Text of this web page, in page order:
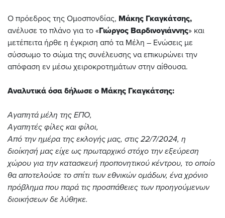
Ο πρόεδρος της Ομοσπονδίας, Μάκης Γκαγκάτσης,
ανέλυσε το πλάνο για το «Γιώργος Βαρδινογιάννης» και
μετέπειτα ήρθε η έγκριση από τα Μέλη – Ενώσεις με
σύσσωμο το σώμα της συνέλευσης να επικυρώνει την
απόφαση εν μέσω χειροκροτημάτων στην αίθουσα.
Αναλυτικά όσα δήλωσε ο Μάκης Γκαγκάτσης:
Αγαπητά μέλη της ΕΠΟ,
Αγαπητές φίλες και φίλοι,
Από την ημέρα της εκλογής μας, στις 22/7/2024, η
διοίκησή μας είχε ως πρωταρχικό στόχο την εξεύρεση
χώρου για την κατασκευή προπονητικού κέντρου, το οποίο
θα αποτελούσε το σπίτι των εθνικών ομάδων, ένα χρόνιο
πρόβλημα που παρά τις προσπάθειες των προηγούμενων
διοικήσεων δε λύθηκε.